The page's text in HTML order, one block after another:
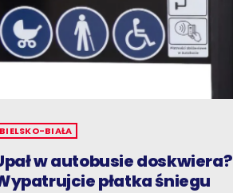
BIELSKO-BIAŁA
w autobusie doskwiera?
płatka śniegu